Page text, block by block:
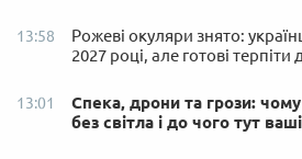
13:58
Рожеві окуляри знято:
2027 році, але готові
13:01
Спека, дрони та грози:
без світла і до чого тут